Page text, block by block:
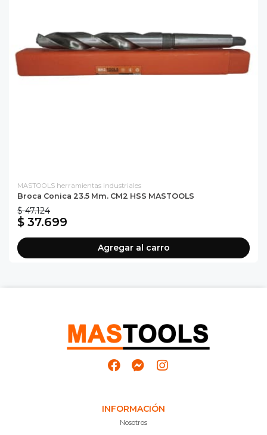
MASTOOLS herramientas industriales
Broca Conica 23.5 Mm. CM2 HSS MASTOOLS
$ 47.124
$ 37.699
Agregar al carro
INFORMACIÓN
Nosotros